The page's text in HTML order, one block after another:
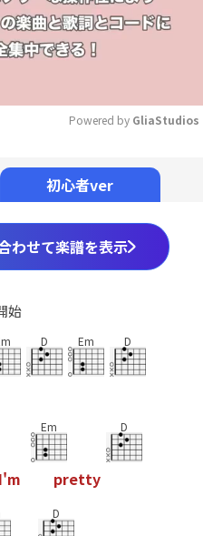
Powered by GliaStudios
初心者ver
わせて楽譜を表示
始
D Em D
I'm
Em
pretty
D
D